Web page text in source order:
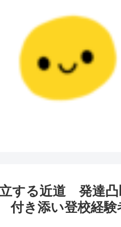
する近道 発達
き添い登校経